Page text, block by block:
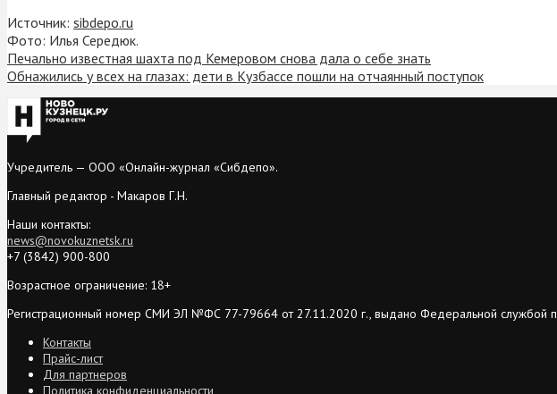
Источник: sibdepo.ru
Фото: Илья Середюк.
Печально известная шахта под Кемеровом снова дала о себе знать
Обнажились у всех на глазах: дети в Кузбассе пошли на отчаянный поступок
Учредитель — ООО «Онлайн-журнал «Сибдепо».
Главный редактор - Макаров Г.Н.
Наши контакты:
news@novokuznetsk.ru
+7 (3842) 900-800
Возрастное ограничение: 18+
Регистрационный номер СМИ ЭЛ №ФС 77-79664 от 27.11.2020 г., выдано Федеральной службой
Контакты
Прайс-лист
Для партнеров
Политика конфиденциальности